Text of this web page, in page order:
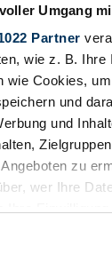
Umgang
Partner
wie z. B. Ihre
wie Cookies,
und
und
zu
wer Ihre
oder